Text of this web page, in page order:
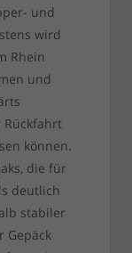
und
wird
Rhein
und
können.
die für
deutlich
stabiler
Gepäck